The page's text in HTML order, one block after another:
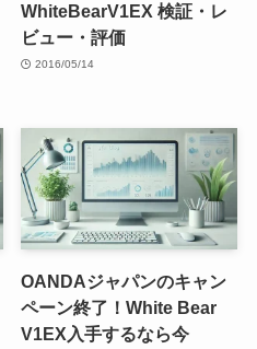
WhiteBearV1EX 検証・レ
ビュー・評価
2016/05/14
OANDAジャパンのキャン
ペーン終了！White Bear
V1EX入手するなら今